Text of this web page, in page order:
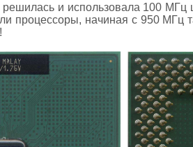
и использовала 100 МГц
процессоры, начиная с 950 МГц